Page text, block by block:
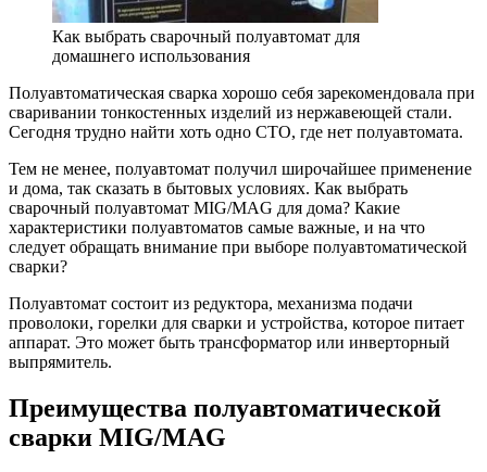
Как выбрать сварочный полуавтомат для
домашнего использования
Полуавтоматическая сварка хорошо себя зарекомендовала при
сваривании тонкостенных изделий из нержавеющей стали.
Сегодня трудно найти хоть одно СТО, где нет полуавтомата.
Тем не менее, полуавтомат получил широчайшее применение
и дома, так сказать в бытовых условиях. Как выбрать
сварочный полуавтомат MIG/MAG для дома? Какие
характеристики полуавтоматов самые важные, и на что
следует обращать внимание при выборе полуавтоматической
сварки?
Полуавтомат состоит из редуктора, механизма подачи
проволоки, горелки для сварки и устройства, которое питает
аппарат. Это может быть трансформатор или инверторный
выпрямитель.
Преимущества полуавтоматической
сварки MIG/MAG